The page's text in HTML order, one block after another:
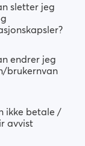
sletter jeg
endrer jeg
brukernvan
ikke betale /
avvist